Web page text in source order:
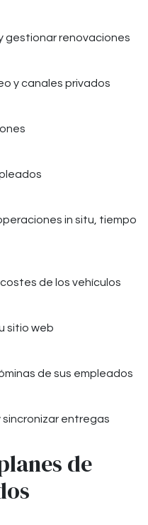
gestionar renovaciones
y canales privados
in situ, tiempo
de los vehículos
sitio web
de sus empleados
entregas
de